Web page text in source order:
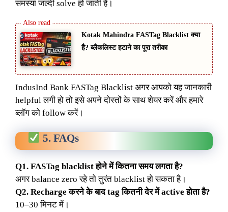
समस्या जल्दी solve हो जाती है।
Kotak Mahindra FASTag Blacklist क्या
है? ब्लैकलिस्ट हटाने का पूरा तरीका
IndusInd Bank FASTag Blacklist अगर आपको यह जानकारी
helpful लगी हो तो इसे अपने दोस्तों के साथ शेयर करें और हमारे
ब्लॉग को follow करें।
5. FAQs
Q1. FASTag blacklist होने में कितना समय लगता है?
अगर balance zero रहे तो तुरंत blacklist हो सकता है।
Q2. Recharge करने के बाद tag कितनी देर में active होता है?
10–30 मिनट में।